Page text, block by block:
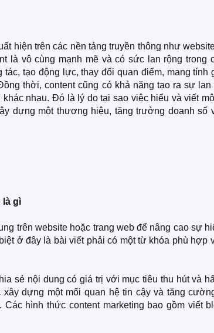
hiện trên các nền tảng truyền thông như
là vô cùng mạnh mẽ và có sức lan rộng trong
tạo động lực, thay đổi quan điểm, mang tính
thời, content cũng có khả năng tạo ra sự lan
nhau. Đó là lý do tại sao việc hiểu và viết
dựng một thương hiệu, tăng trưởng doanh số
là gì
trên website hoặc trang web để nâng cao sự
ở đây là bài viết phải có một từ khóa phù hợp
sẻ nội dung có giá trị với mục tiêu thu hút và
xây dựng một mối quan hệ tin cậy và tăng
hình thức content marketing bao gồm viết